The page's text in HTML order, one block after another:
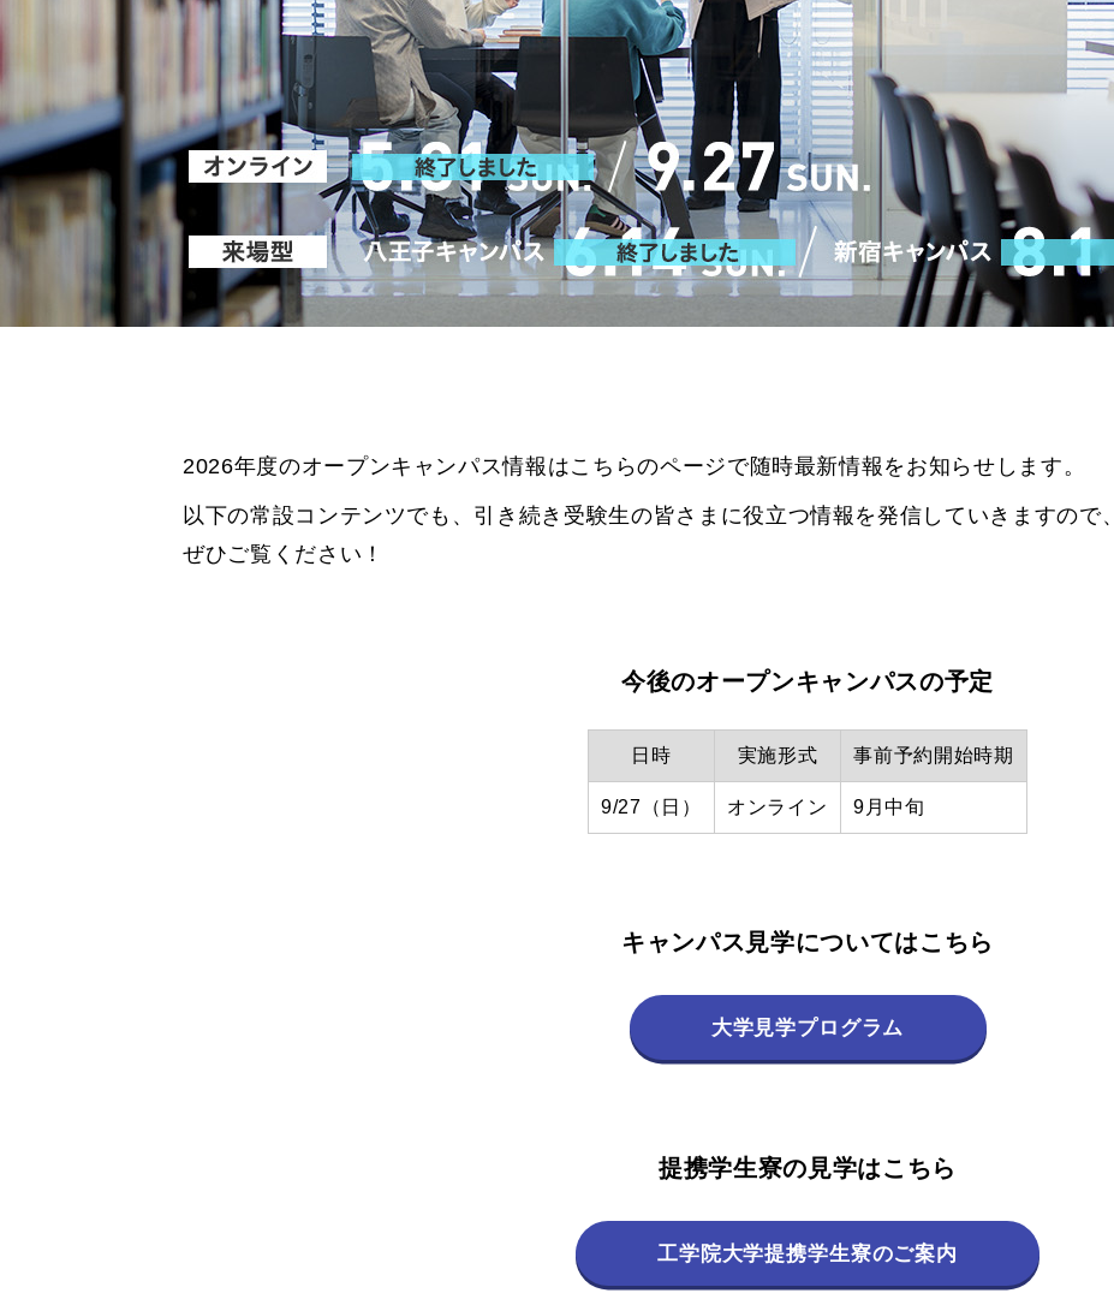
2026年度のオープンキャンパス情報はこちらのページで随時最新情報をお知らせします。
以下の常設コンテンツでも、引き続き受験生の皆さまに役立つ情報を発信していきますので、
ぜひご覧ください！
今後のオープンキャンパスの予定
日時 実施形式 事前予約開始時期
9/27（日） オンライン 9月中旬
キャンパス見学についてはこちら
大学見学プログラム
提携学生寮の見学はこちら
工学院大学提携学生寮のご案内